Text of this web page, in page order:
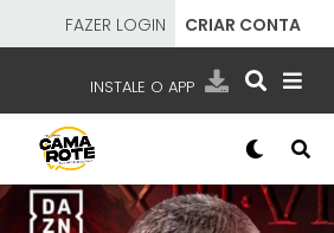
FAZER LOGIN CRIAR CONTA
INSTALE O APP
APP TV SBT